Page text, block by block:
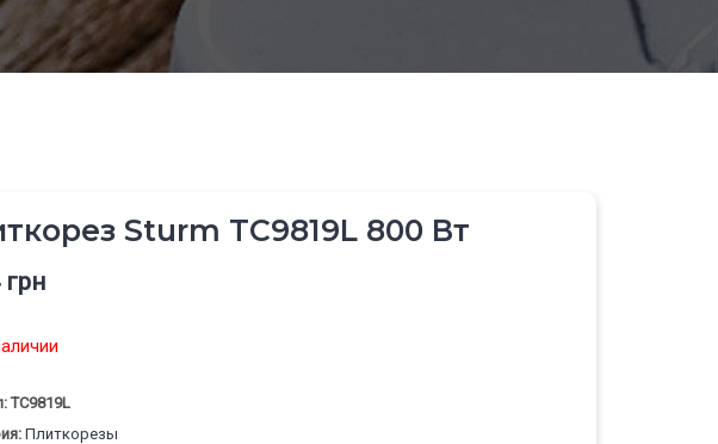
Sturm TC9819L 800 Вт
грн
TC9819L
Плиткорезы